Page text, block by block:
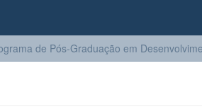
de Pós-Graduação em